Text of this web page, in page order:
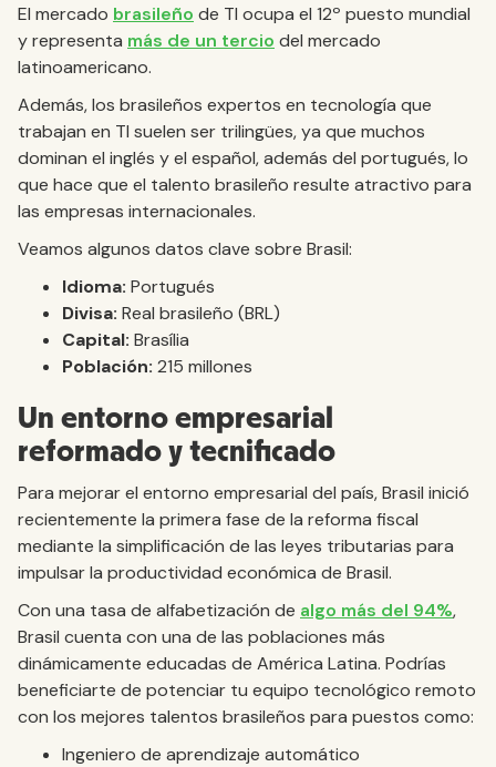
El mercado brasileño de TI ocupa el 12º puesto mundial
y representa más de un tercio del mercado
latinoamericano.
Además, los brasileños expertos en tecnología que
trabajan en TI suelen ser trilingües, ya que muchos
dominan el inglés y el español, además del portugués, lo
que hace que el talento brasileño resulte atractivo para
las empresas internacionales.
Veamos algunos datos clave sobre Brasil:
Idioma: Portugués
Divisa: Real brasileño (BRL)
Capital: Brasília
Población: 215 millones
Un entorno empresarial
reformado y tecnificado
Para mejorar el entorno empresarial del país, Brasil inició
recientemente la primera fase de la reforma fiscal
mediante la simplificación de las leyes tributarias para
impulsar la productividad económica de Brasil.
Con una tasa de alfabetización de algo más del 94%,
Brasil cuenta con una de las poblaciones más
dinámicamente educadas de América Latina. Podrías
beneficiarte de potenciar tu equipo tecnológico remoto
con los mejores talentos brasileños para puestos como:
Ingeniero de aprendizaje automático